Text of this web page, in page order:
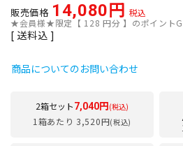
販売価格 14,080
税込
★会員様★限定【 128 円分 】のポイント
送料込
商品についてのお問い合わせ
2箱セット7,040円 (税込)
1箱あたり 3,520円(税込)